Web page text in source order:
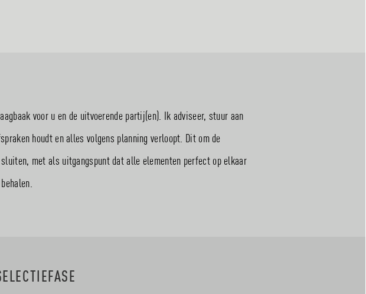
voor u en de uitvoerende partij(en). Ik adviseer, stuur aan
houdt en alles volgens planning verloopt. Dit om de
met als uitgangspunt dat alle elementen perfect op elkaar